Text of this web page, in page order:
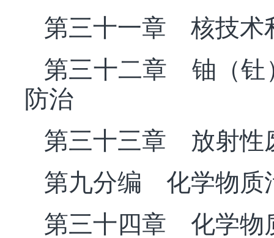
第三十一章 核技术
第三十二章 铀（钍
防治
第三十三章 放射性
第九分编 化学物质
第三十四章 化学物